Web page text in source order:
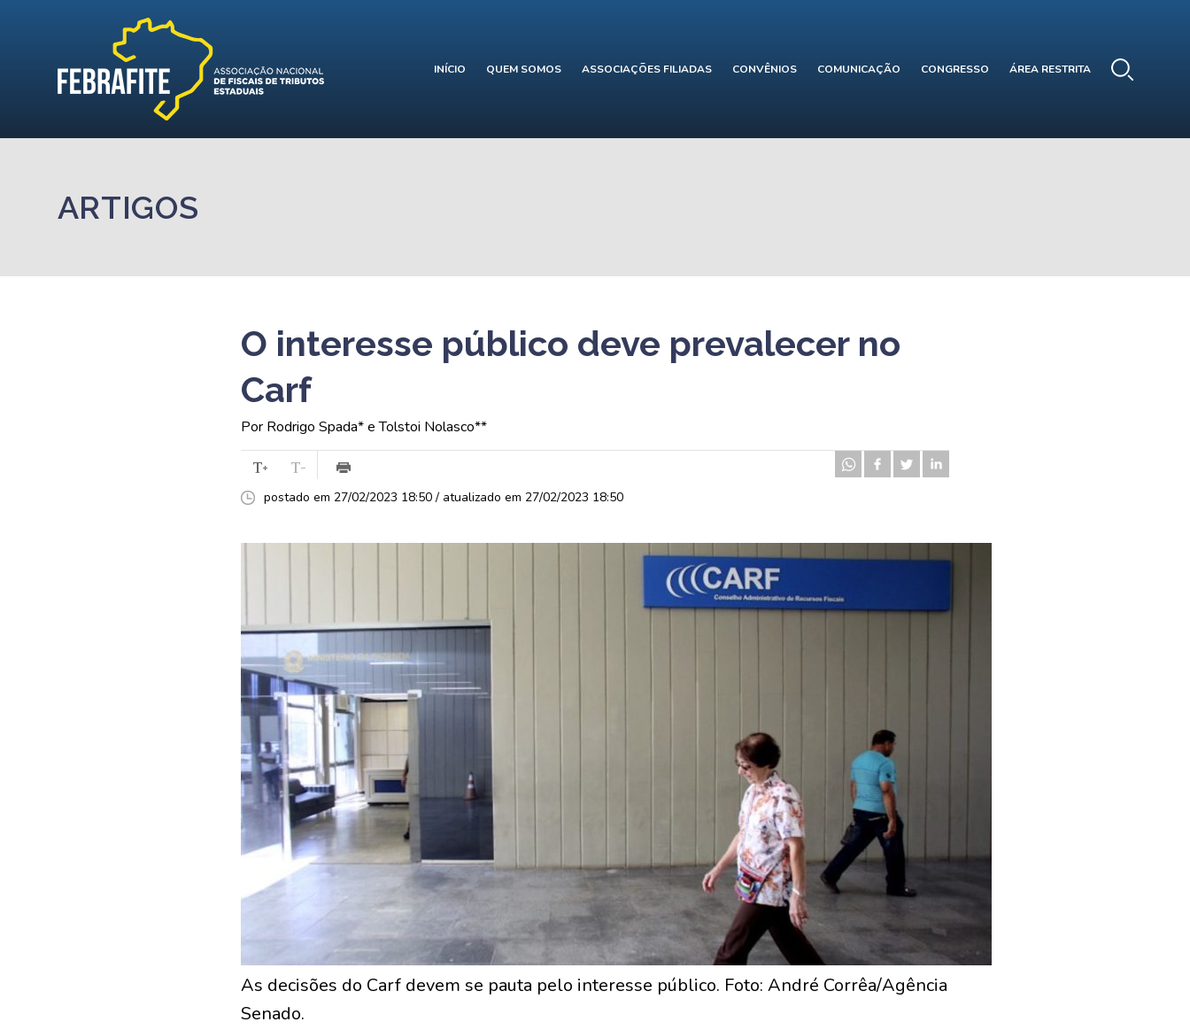
INÍCIO QUEM SOMOS ASSOCIAÇÕES FILIADAS CONVÊNIOS COMUNICAÇÃO CONGRESSO ÁREA RESTRITA
ARTIGOS
O interesse público deve prevalecer no
Carf
Por Rodrigo Spada* e Tolstoi Nolasco**
postado em 27/02/2023 18:50 / atualizado em 27/02/2023 18:50
As decisões do Carf devem se pauta pelo interesse público. Foto: André Corrêa/Agência
Senado.